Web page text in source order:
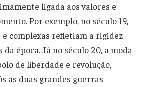
ligada aos valores e
Por exemplo, no século 19,
e complexas refletiam a rigidez
época. Já no século 20, a moda
de liberdade e revolução,
as duas grandes guerras